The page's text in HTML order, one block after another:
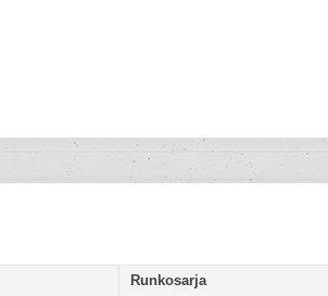
Runkosarja